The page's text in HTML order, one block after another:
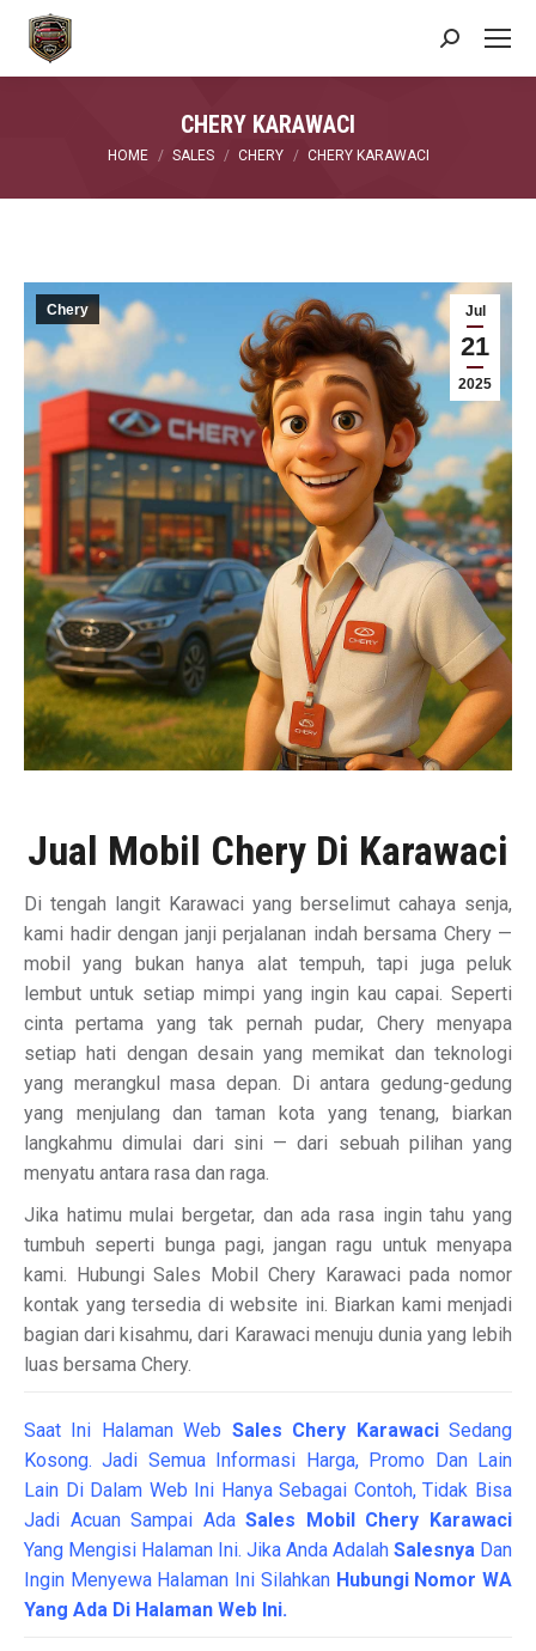
Search:
CHERY KARAWACI
You are here:
HOME SALES CHERY CHERY KARAWACI
Jul
21
2025
Chery
Jual Mobil Chery Di Karawaci
Di tengah langit Karawaci yang berselimut cahaya senja,
kami hadir dengan janji perjalanan indah bersama Chery —
mobil yang bukan hanya alat tempuh, tapi juga peluk
lembut untuk setiap mimpi yang ingin kau capai. Seperti
cinta pertama yang tak pernah pudar, Chery menyapa
setiap hati dengan desain yang memikat dan teknologi
yang merangkul masa depan. Di antara gedung-gedung
yang menjulang dan taman kota yang tenang, biarkan
langkahmu dimulai dari sini — dari sebuah pilihan yang
menyatu antara rasa dan raga.
Jika hatimu mulai bergetar, dan ada rasa ingin tahu yang
tumbuh seperti bunga pagi, jangan ragu untuk menyapa
kami. Hubungi Sales Mobil Chery Karawaci pada nomor
kontak yang tersedia di website ini. Biarkan kami menjadi
bagian dari kisahmu, dari Karawaci menuju dunia yang lebih
luas bersama Chery.
Saat Ini Halaman Web Sales Chery KarawaciSedang
Kosong. Jadi Semua Informasi Harga, Promo Dan Lain
Lain Di Dalam Web Ini Hanya Sebagai Contoh, Tidak Bisa
Jadi Acuan Sampai AdaSales Mobil Chery Karawaci
Yang Mengisi Halaman Ini. Jika Anda Adalah Salesnya Dan
Ingin Menyewa Halaman Ini Silahkan Hubungi Nomor WA
Yang Ada Di Halaman Web Ini.